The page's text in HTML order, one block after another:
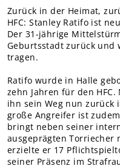
MITGLIEDER
Online-Antrag
Zurück in der Heimat,
HFC: Stanley Ratifo ist
Der 31-jährige
Geburtsstadt zurück
tragen.
Ratifo wurde in Halle
zehn Jahren für den
ihn sein Weg nun zurück
große Angreifer ist
bringt neben seiner
ausgeprägten Torriecher
erzielte er 17
seiner Präsenz im